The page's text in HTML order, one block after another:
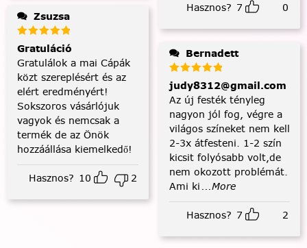
Zsuzsa
Gratuláció
Gratulálok a mai Cápák
közt szereplésért és az
elért eredményért!
Sokszoros vásárlójuk
vagyok és nemcsak a
termék de az Önök
hozzáállása kiemelkedő!
Hasznos? 10 2
Hasznos? 7 0
Bernadett
judy8312@gmail.com
Az új festék tényleg
nagyon jól fog, végre a
világos színeket nem kell
2-3x átfesteni. 1-2 szín
kicsit folyósabb volt,de
nem okozott problémát.
Ami ki ...More
Hasznos? 7 2